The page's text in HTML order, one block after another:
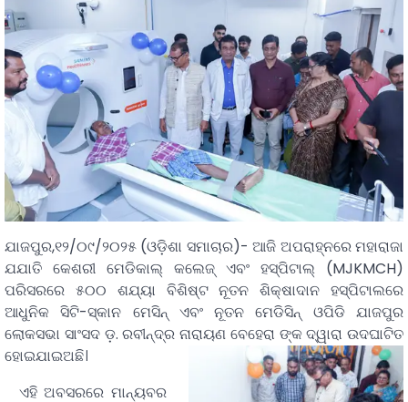
ଯାଜପୁର,୧୨/୦୯/୨୦୨୫ (ଓଡ଼ିଶା ସମାଚାର)- ଆଜି ଅପରାହ୍ନରେ ମହାରାଜା
ଯଯାତି କେଶରୀ ମେଡିକାଲ୍ କଲେଜ୍ ଏବଂ ହସ୍ପିଟାଲ୍ (MJKMCH)
ପରିସରରେ ୫୦୦ ଶଯ୍ୟା ବିଶିଷ୍ଟ ନୂତନ ଶିକ୍ଷାଦାନ ହସ୍ପିଟାଲରେ
ଆଧୁନିକ ସିଟି-ସ୍କାନ ମେସିନ୍ ଏବଂ ନୂତନ ମେଡିସିନ୍ ଓପିଡି ଯାଜପୁର
ଲୋକସଭା ସାଂସଦ ଡ଼. ରବୀନ୍ଦ୍ର ନାରାୟଣ ବେହେରା ଙ୍କ ଦ୍ୱାରା ଉଦଘାଟିତ
ହୋଇଯାଇଅଛି।
ଏହି ଅବସରରେ ମାନ୍ୟବର